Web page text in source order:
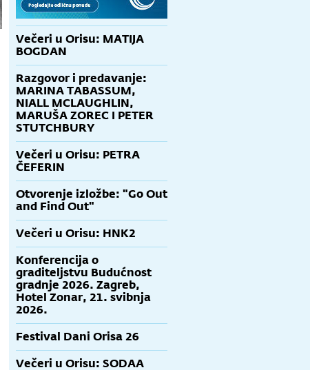
Večeri u Orisu: MATIJA
BOGDAN
Razgovor i predavanje:
MARINA TABASSUM,
NIALL MCLAUGHLIN,
MARUŠA ZOREC I PETER
STUTCHBURY
Večeri u Orisu: PETRA
ČEFERIN
Otvorenje izložbe: "Go Out
and Find Out"
Večeri u Orisu: HNK2
Konferencija o
graditeljstvu Budućnost
gradnje 2026. Zagreb,
Hotel Zonar, 21. svibnja
2026.
Festival Dani Orisa 26
Večeri u Orisu: SODAA